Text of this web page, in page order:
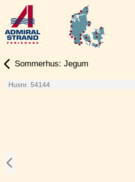
Sommerhus: Jegum
Husnr. 54144